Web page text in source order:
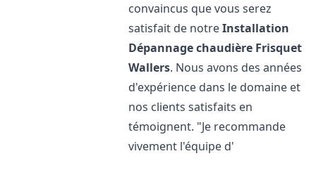
convaincus que vous serez
satisfait de notreInstallation
Dépannage chaudière Frisquet
Wallers. Nous avons des années
d'expérience dans le domaine et
nos clients satisfaits en
témoignent. "Je recommande
vivement l'équipe d'